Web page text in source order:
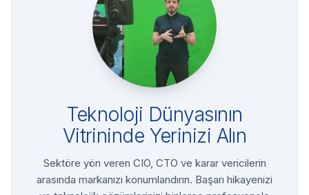
Teknoloji Dünyasının
Vitrininde Yerinizi Alın
Sektöre yön veren CIO, CTO ve karar vericilerin
arasında markanızı konumlandırın. Başarı hikayenizi